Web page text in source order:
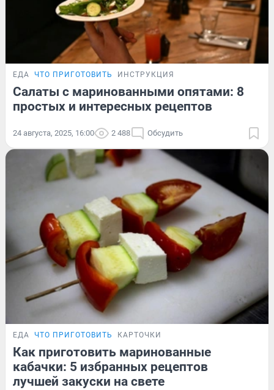
ЕДА ЧТО ПРИГОТОВИТЬ ИНСТРУКЦИЯ
Салаты с маринованными опятами: 8
простых и интересных рецептов
24 августа, 2025, 16:00 2 488 Обсудить
ЕДА ЧТО ПРИГОТОВИТЬ КАРТОЧКИ
Как приготовить маринованные
кабачки: 5 избранных рецептов
лучшей закуски на свете